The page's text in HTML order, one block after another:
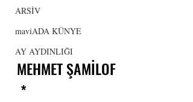
ARSİV
maviADA KÜNYE
AY AYDINLIĞI
MEHMET ŞAMİLOF
*